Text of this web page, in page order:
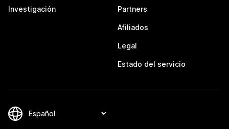
Investigación Partners
Afiliados
Legal
Estado del servicio